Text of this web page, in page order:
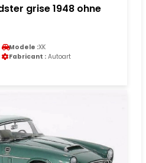
grise 1948 ohne
Modele :XK
Fabricant : Autoart